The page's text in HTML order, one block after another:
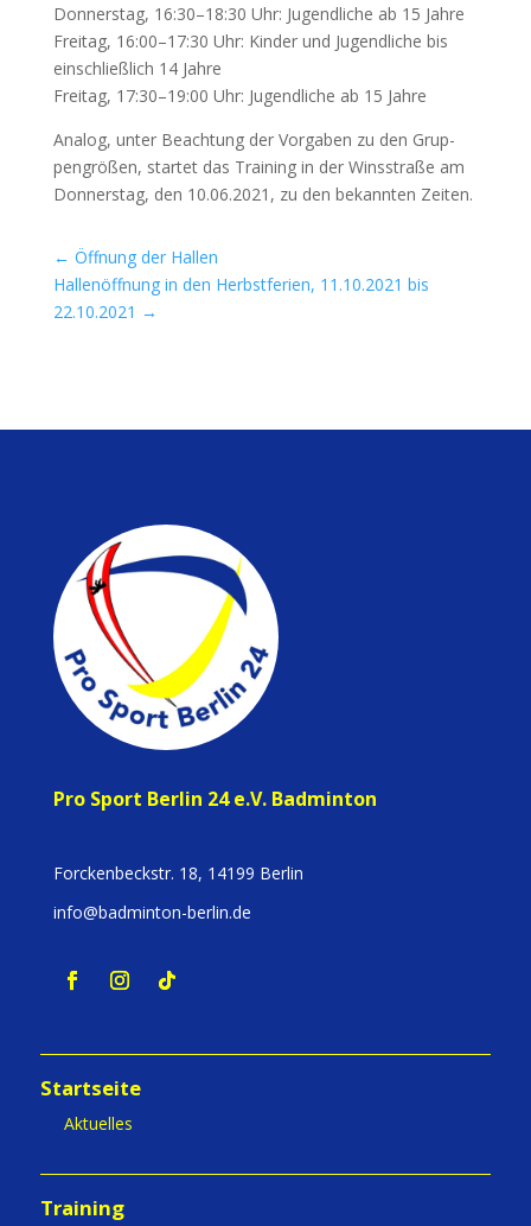
Don­ners­tag, 16:30–18:30 Uhr: Jugend­li­che ab 15 Jah­re
Frei­tag, 16:00–17:30 Uhr: Kin­der und Jugend­li­che bis
ein­schließ­lich 14 Jah­re
Frei­tag, 17:30–19:00 Uhr: Jugend­li­che ab 15 Jahre
Ana­log, unter Beach­tung der Vor­ga­ben zu den Grup­
pen­grö­ßen, star­tet das Trai­ning in der Wins­stra­ße am
Don­ners­tag, den 10.06.2021, zu den bekann­ten Zeiten.
← Öffnung der Hallen
Hallenöffnung in den Herbstferien, 11.10.2021 bis
22.10.2021 →
Pro Sport Berlin 24 e.V. Badminton
Forckenbeckstr. 18, 14199 Berlin
info@badminton-berlin.de
Startseite
Aktuelles
Training